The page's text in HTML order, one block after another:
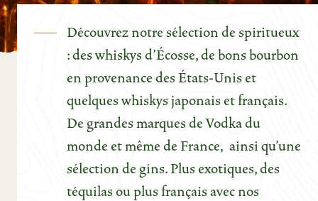
Découvrez notre sélection de spiritueux
: des whiskys d’Écosse, de bons bourbon
en provenance des États-Unis et
quelques whiskys japonais et français.
De grandes marques de Vodka du
monde et même de France, ainsi qu’une
sélection de gins. Plus exotiques, des
téquilas ou plus français avec nos